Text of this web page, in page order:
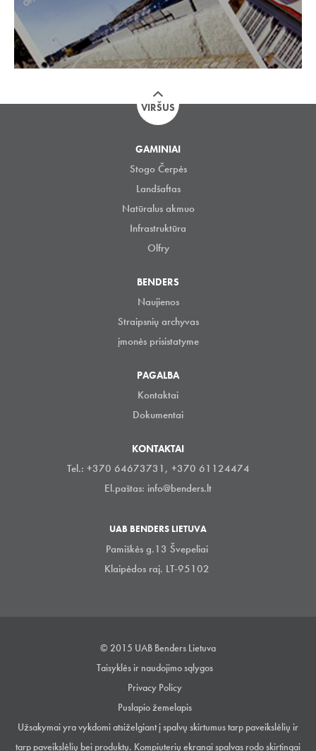
VIRŠUS
GAMINIAI
Stogo Čerpės
Landšaftas
Natūralus akmuo
Infrastruktūra
Olfry
BENDERS
Naujienos
Straipsnių archyvas
įmonės prisistatyme
PAGALBA
Kontaktai
Dokumentai
KONTAKTAI
Tel.: +370 64673731, +370 61124474
El.paštas: info@benders.lt
UAB BENDERS LIETUVA
Pamiškės g.13 Švepeliai
Klaipėdos raj. LT-95102
© 2015 UAB Benders Lietuva
Taisyklės ir naudojimo sąlygos
Privacy Policy
Puslapio žemelapis
Užsakymai yra vykdomi atsiželgiant į spalvų skirtumus tarp paveikslėlių ir
tarp paveikslėlių bei produktų. Kompiuterių ekranai spalvas rodo skirtingai